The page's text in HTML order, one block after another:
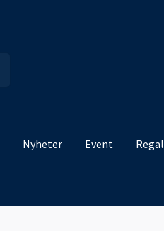
Nyheter Event Regal